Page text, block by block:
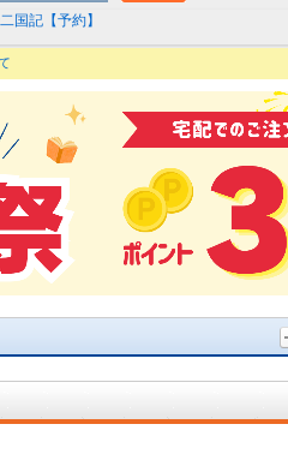
国記【予約】